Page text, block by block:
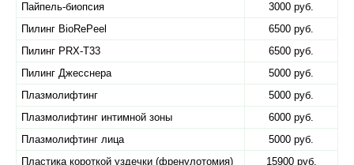
Пайпель-биопсия
3000 руб.
Пилинг BioRePeel
6500 руб.
Пилинг PRX-T33
6500 руб.
Пилинг Джесснера
5000 руб.
Плазмолифтинг
5000 руб.
Плазмолифтинг интимной зоны
6000 руб.
Плазмолифтинг лица
5000 руб.
Пластика короткой уздечки (френулотомия)
15900 руб.